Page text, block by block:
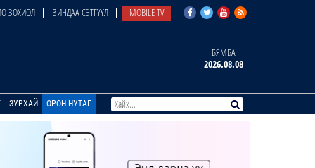
ЗОХИОЛ ЗИНДАА СЭТГҮҮЛ MOBILE TV
БЯМБА
2026.08.08
ЗУРХАЙ ОРОН НУТАГ